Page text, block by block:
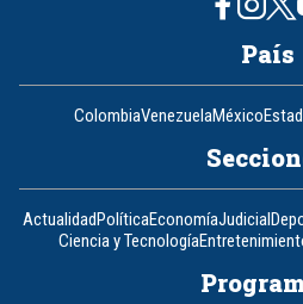
País
ColombiaVenezuelaMéxico
ActualidadPolíticaEconomíaJudicial
Ciencia y Tecnología